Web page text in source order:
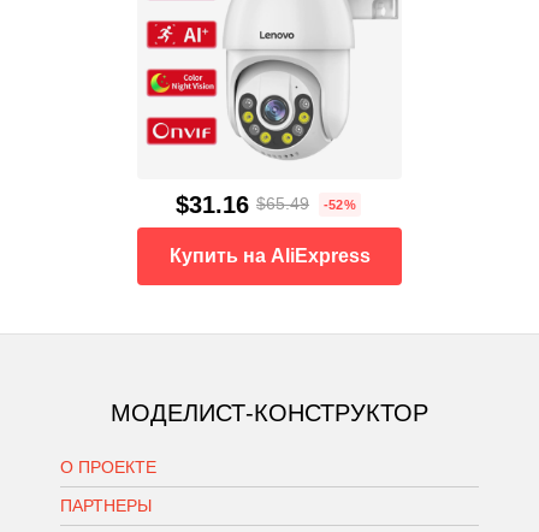
$31.16 $65.49 -52%
Купить на AliExpress
МОДЕЛИСТ-КОНСТРУКТОР
О ПРОЕКТЕ
ПАРТНЕРЫ